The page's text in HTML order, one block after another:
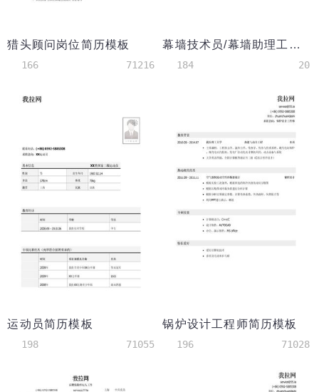
猎头顾问岗位简历模板
166 71216
幕墙技术员/幕墙助理工程师简历模板（校园经历多）
184 20
运动员简历模板
198 71055
锅炉设计工程师简历模板
196 71028